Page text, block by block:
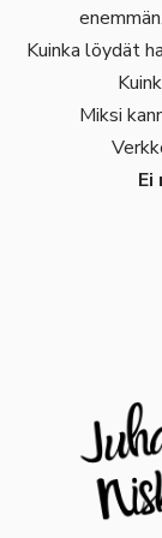
Kuinka löydät
Miksi